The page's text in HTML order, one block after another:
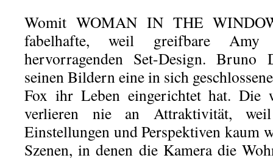
Womit WOMAN IN THE
fabelhafte, weil greifbare
hervorragenden Set-Design. Bruno
seinen Bildern eine in sich
Fox ihr Leben eingerichtet hat. Die
verlieren nie an Attraktivität,
Einstellungen und Perspektiven kaum
Szenen, in denen die Kamera die